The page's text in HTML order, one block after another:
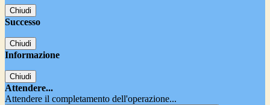
Chiudi
Successo
Chiudi
Informazione
Chiudi
Attendere...
Attendere il completamento dell'operazione...